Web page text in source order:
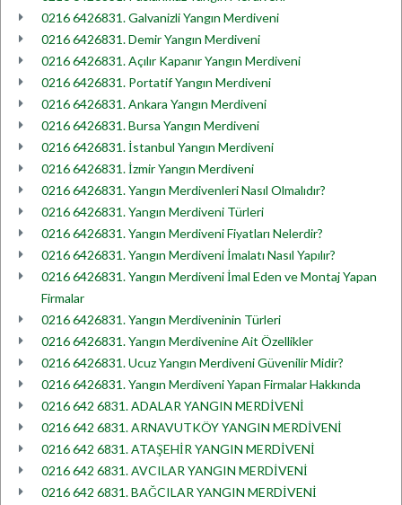
0216 6426831. Galvanizli Yangın Merdiveni
0216 6426831. Demir Yangın Merdiveni
0216 6426831. Açılır Kapanır Yangın Merdiveni
0216 6426831. Portatif Yangın Merdiveni
0216 6426831. Ankara Yangın Merdiveni
0216 6426831. Bursa Yangın Merdiveni
0216 6426831. İstanbul Yangın Merdiveni
0216 6426831. İzmir Yangın Merdiveni
0216 6426831. Yangın Merdivenleri Nasıl Olmalıdır?
0216 6426831. Yangın Merdiveni Türleri
0216 6426831. Yangın Merdiveni Fiyatları Nelerdir?
0216 6426831. Yangın Merdiveni İmalatı Nasıl Yapılır?
0216 6426831. Yangın Merdiveni İmal Eden ve Montaj Yapan
Firmalar
0216 6426831. Yangın Merdiveninin Türleri
0216 6426831. Yangın Merdivenine Ait Özellikler
0216 6426831. Ucuz Yangın Merdiveni Güvenilir Midir?
0216 6426831. Yangın Merdiveni Yapan Firmalar Hakkında
0216 642 6831. ADALAR YANGIN MERDİVENİ
0216 642 6831. ARNAVUTKÖY YANGIN MERDİVENİ
0216 642 6831. ATAŞEHİR YANGIN MERDİVENİ
0216 642 6831. AVCILAR YANGIN MERDİVENİ
0216 642 6831. BAĞCILAR YANGIN MERDİVENİ